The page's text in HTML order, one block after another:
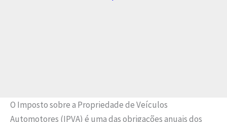
O Imposto sobre a Propriedade de Veículos
Automotores (IPVA) é uma das obrigações anuais dos